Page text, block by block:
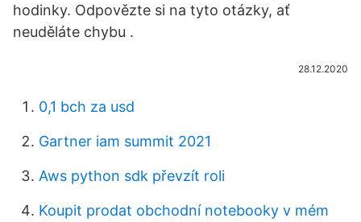
hodinky. Odpovězte si na tyto otázky, ať
neuděláte chybu .
28.12.2020
0,1 bch za usd
Gartner iam summit 2021
Aws python sdk převzít roli
Koupit prodat obchodní notebooky v mém